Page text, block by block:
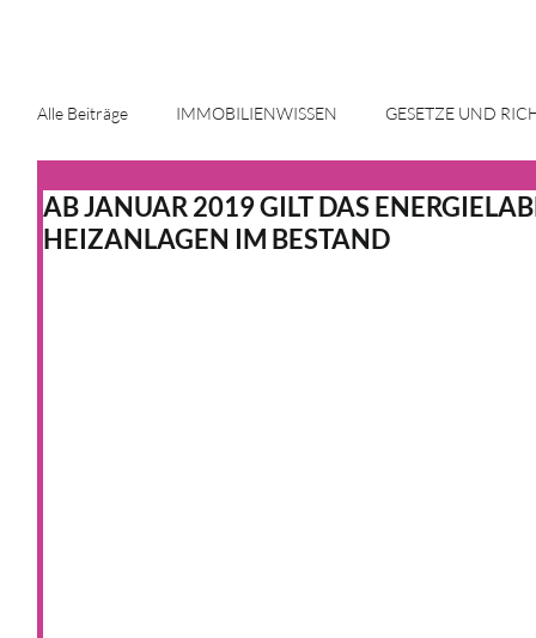
Alle Beiträge IMMOBILIENWISSEN GESETZE UND
ENERGIE UND INNOVATION IMMOBILIENMARKT
AB JANUAR 2019 GILT DAS
HEIZANLAGEN IM BESTAND